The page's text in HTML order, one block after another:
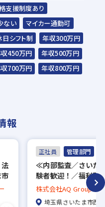
支援制度あり
ない
マイカー通勤可
日シフト制
年収300万円
450万円
年収500万円
700万円
年収800万円
報
正社員 管理部門
≪内部監査／さいた
験者歓迎！／福利厚
株式会社AQ Group（
ム）埼玉県さいたま市西区